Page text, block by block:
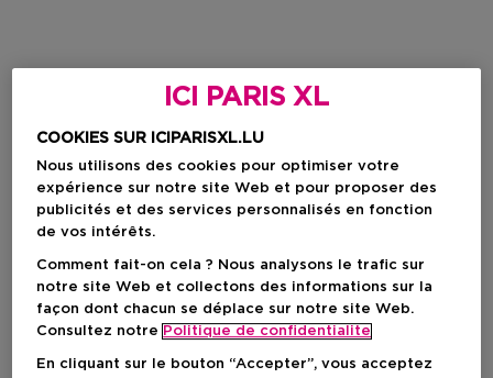
ICI PARIS XL
COOKIES SUR ICIPARISXL.LU
Nous utilisons des cookies pour optimiser votre
expérience sur notre site Web et pour proposer des
publicités et des services personnalisés en fonction
de vos intérêts.
Comment fait-on cela ? Nous analysons le trafic sur
notre site Web et collectons des informations sur la
façon dont chacun se déplace sur notre site Web.
Consultez notre Politique de confidentialite
En cliquant sur le bouton “Accepter”, vous acceptez